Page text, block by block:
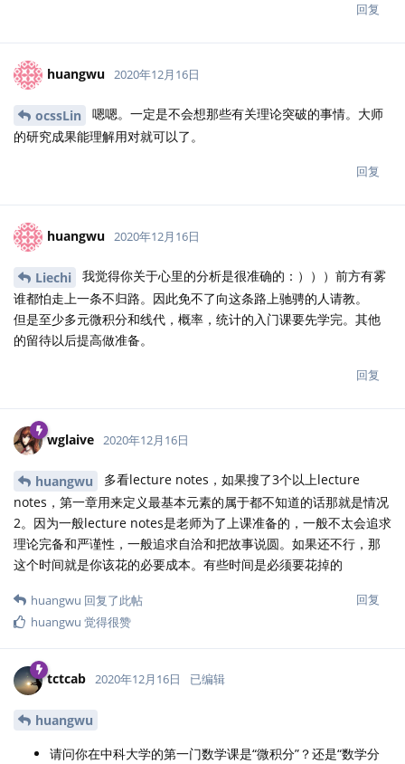
回复
huangwu 2020年12月16日
ocssLin
嗯嗯。一定是不会想那些有关理论突破的事情。大师
的研究成果能理解用对就可以了。
回复
huangwu 2020年12月16日
Liechi
我觉得你关于心里的分析是很准确的：）））前方有雾
谁都怕走上一条不归路。因此免不了向这条路上驰骋的人请教。
但是至少多元微积分和线代，概率，统计的入门课要先学完。其他
的留待以后提高做准备。
回复
wglaive 2020年12月16日
huangwu
多看lecture notes，如果搜了3个以上lecture
notes，第一章用来定义最基本元素的属于都不知道的话那就是情况
2。因为一般lecture notes是老师为了上课准备的，一般不太会追求
理论完备和严谨性，一般追求自洽和把故事说圆。如果还不行，那
这个时间就是你该花的必要成本。有些时间是必须要花掉的
回复
huangwu 回复了此帖
huangwu 觉得很赞
tctcab 2020年12月16日 已编辑
huangwu
请问你在中科大学的第一门数学课是“微积分”？还是“数学分